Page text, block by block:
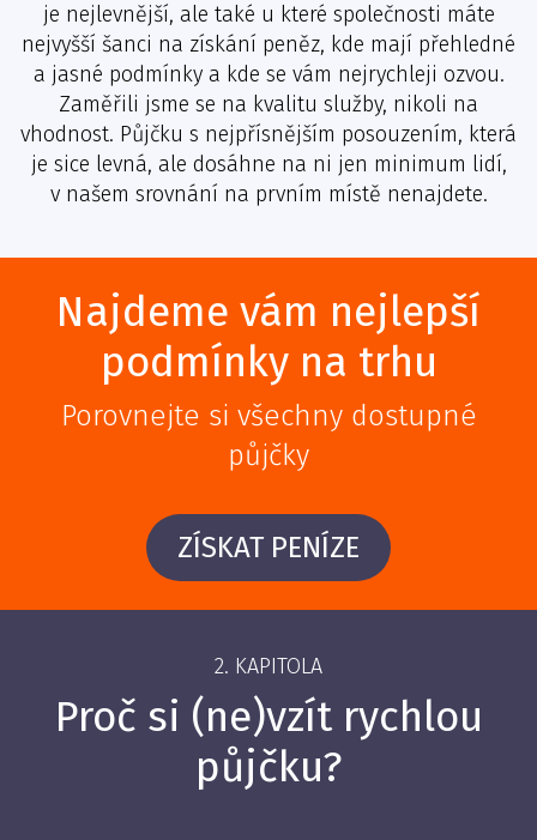
je nejlevnější, ale také u které společnosti máte
nejvyšší šanci na získání peněz, kde mají přehledné
a jasné podmínky a kde se vám nejrychleji ozvou.
Zaměřili jsme se na kvalitu služby, nikoli na
vhodnost. Půjčku s nejpřísnějším posouzením, která
je sice levná, ale dosáhne na ni jen minimum lidí,
v našem srovnání na prvním místě nenajdete.
Najdeme vám nejlepší
podmínky na trhu
Porovnejte si všechny dostupné
půjčky
ZÍSKAT PENÍZE
2. KAPITOLA
Proč si (ne)vzít rychlou
půjčku?